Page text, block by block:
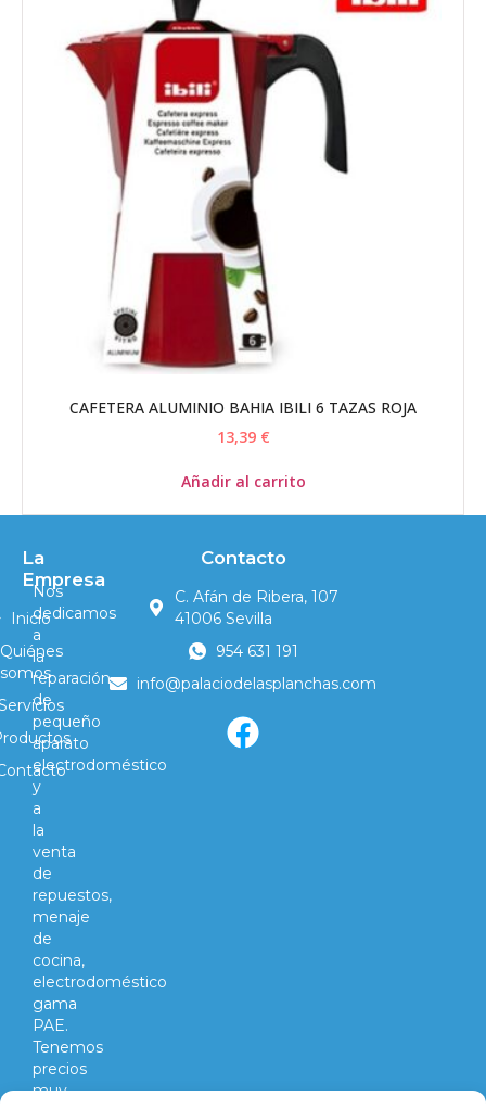
CAFETERA ALUMINIO BAHIA IBILI 6 TAZAS ROJA
13,39 €
Añadir al carrito
Nos
dedicamos
a
la
reparación
de
pequeño
aparato
electrodoméstico
y
a
la
venta
de
repuestos,
menaje
de
cocina,
electrodoméstico
gama
PAE.
Tenemos
precios
muy
La
Empresa
Inicio
Quiénes
somos
Contacto
C. Afán de Ribera, 107
41006 Sevilla
954 631 191
info@palaciodelasplanchas.com